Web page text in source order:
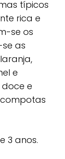
típicos
rica e
se os
as
e
e
3 anos.